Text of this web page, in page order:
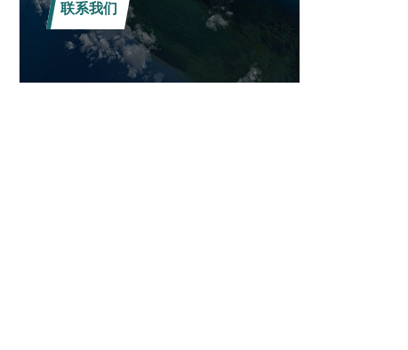
联系我们